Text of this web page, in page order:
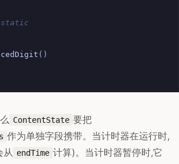
static
()
ContentState 要把
作为单独字段携带。当计时器在运行时,
从 endTime 计算)。当计时器暂停时,它